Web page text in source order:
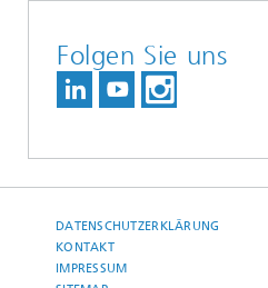
Folgen Sie uns
DATENSCHUTZERKLÄRUNG
KONTAKT
IMPRESSUM